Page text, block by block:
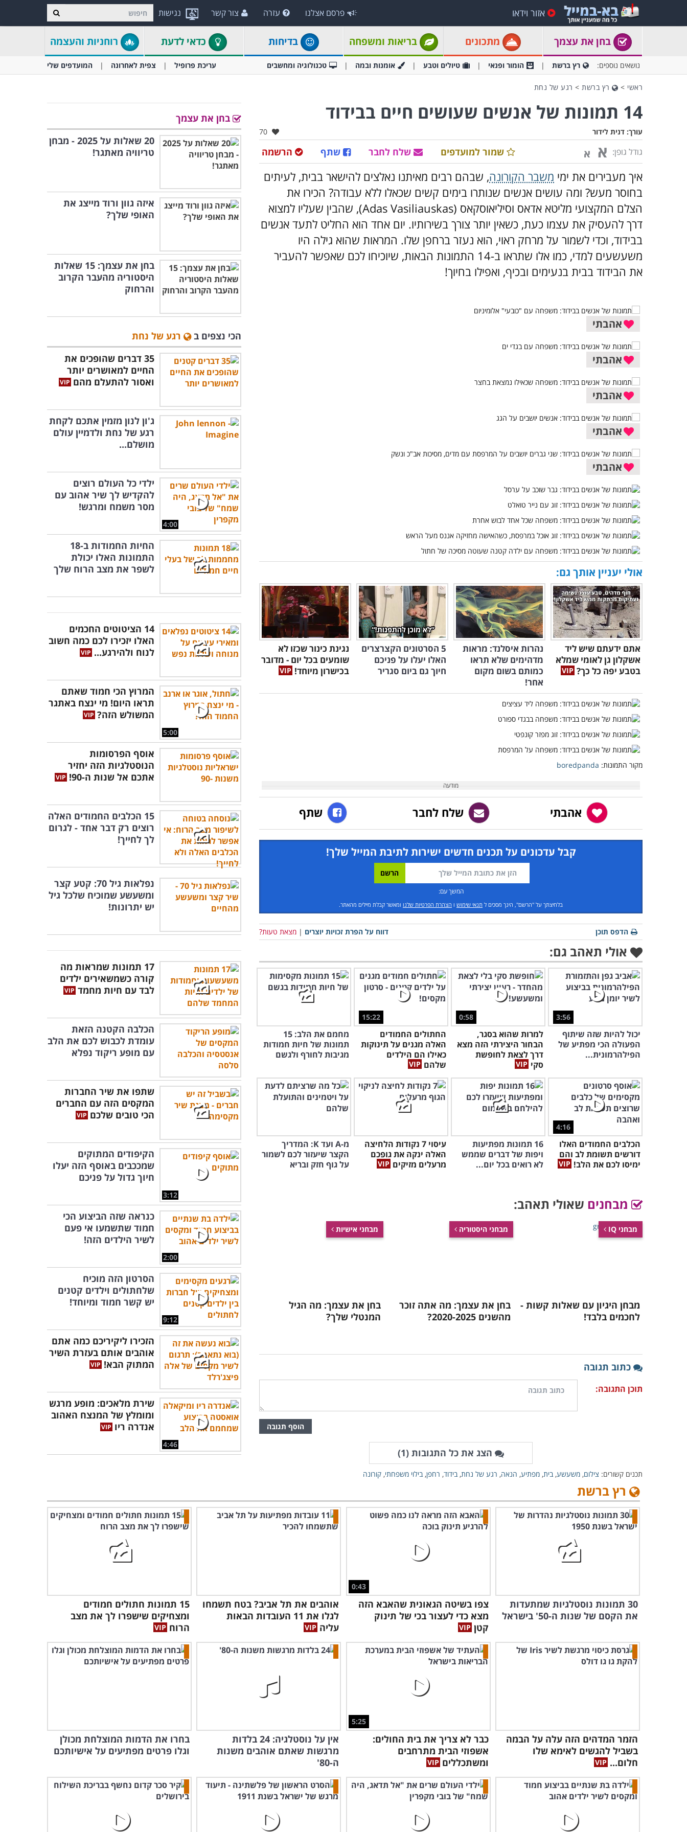
נגישות אזור וידאו פרסם אצלנו עזרה צור קשר
בחן את עצמך מתכונים בריאות ומשפחה בדיחות כדאי לדעת רוחניות והעצמה
נושאים נוספים: רץ ברשת הומור ופנאי טיולים וטבע אומנות ובמה טכנולוגיה ומחשבים עריכת פרופיל צפית לאחרונה המועדפים שלי
ראשי > רץ ברשת > רגע של נחת
14 תמונות של אנשים שעושים חיים בבידוד
עורך: דנית לידור אהבו:
70
גודל גופן: א א הרשמה שתף שלח לחבר שמור למועדפים
איך מעבירים את ימי משבר הקורונה, שבהם רבים מאיתנו נאלצים להישאר בבית, לעיתים
בחוסר מעש? ומה עושים אנשים שנותרו בימים קשים שכאלו ללא עבודה? הכירו את
הצלם המקצועי מליטא אדאס וסיליאוסקאס (Adas Vasiliauskas), שהבין שעליו למצוא
דרך להעסיק את עצמו כעת, כשאין יותר צורך בשירותיו. יום אחד הוא החליט לתעד אנשים
בבידוד, וכדי לשמור על מרחק ראוי, הוא נעזר ברחפן שלו. המראות שהוא גילה היו
משעשעים למדי, כמו אלו שתראו ב-14 התמונות הבאות, שיוכיחו לכם שאפשר להעביר
את הבידוד בבית בנעימים ובכיף, ואפילו בחיוך!
אהבתי
אהבתי
אהבתי
אהבתי
אהבתי
אולי יעניין אותך גם:
אתם ידעתם שיש ליד
אשקלון גן לאומי שמלא
בטבע יפה כל כך?
נהרות איסלנד: מראות
מדהימים שלא תראו
כמותם בשום מקום
אחר!
5 הסרטונים הקצרצרים
האלו יעלו על פניכם
חיוך גם ביום סגריר
נגינת כינור שכזו לא
שומעים בכל יום - מדובר
בכישרון מיוחד!
מקור התמונות: boredpanda
אהבתי שלח לחבר שתף
קבל עדכונים על תכנים חדשים ישירות לתיבת המייל שלך!
המשך עם:
בלחיצתך על "הרשם", הינך מסכים ל תנאי שימוש ו הצהרת הפרטיות שלנו ומאשר קבלת מיילים מהאתר.
דווח על הפרת זכויות יוצרים | מצאת טעות? הדפס תוכן
אולי תאהב גם:
3:56
יכול להיות שזה שיתוף
הפעולה הכי מפתיע של
הפילהרמונית...
0:58
למרות שהוא בסגר,
הבחור היצירתי הזה מצא
דרך לצאת לחופשת
סקי
15:22
החתולים החמודים
האלה מגנים על תינוקות
כאילו הם הילדים
שלהם
מחמם את הלב: 15
תמונות של חיות חמודות
מגיבות לחורף ולגשם
4:16
הכלבים החמודים האלו
דורשים תשומת לב והם
ימיסו לכם את הלב!
16 תמונות מפתיעות
ויפות של דברים שממש
לא רואים בכל יום...
עיסוי 7 נקודות הלחיצה
האלה ינקה את גופכם
מרעלים מזיקים
מ-A ועד K: המדריך
הקצר שיעזור לכם לשמור
על גוף חזק ובריא
מבחנים שאולי תאהב:
מבחני IQ
מבחן היגיון עם שאלות קשות -
לחכמים בלבד!
מבחני היסטוריה
בחן את עצמך: מה אתה זוכר
מהשנים 2020-2025?
מבחני אישיות
בחן את עצמך: מה הגיל
המנטלי שלך?
כתוב תגובה
תוכן התגובה:
הוסף תגובה
הצג את כל התגובות (1
)
תכנים קשורים: צילום, משעשע,בית, מפתיע, הנאה, רגע של נחת,בידוד, רחפן,בילוי משפחתי, קורונה
בחן את עצמך
20 שאלות על 2025 - מבחן
טריוויה מאתגר!
איזה גוון ורוד מייצג את
האופי שלך?
בחן את עצמך: 15 שאלות
היסטוריה מהעבר הקרוב
והרחוק
הכי נצפים ב
רגע של נחת
35 דברים שהופכים את
החיים למאושרים יותר
ואסור להתעלם מהם
ג'ון לנון מזמין אתכם לקחת
רגע של נחת ולדמיין עולם
מושלם...
4:00
ילדי כל העולם רוצים
להקדיש לך שיר אהוב עם
מסר משמח ומרגש!
החיות החמודות ב-18
התמונות האלו יכולת
לשפר את מצב הרוח שלך
14 הציטוטים החכמים
האלו יזכירו לכם כמה חשוב
לנוח ולהירגע...
5:00
המרוץ הכי חמוד שאתם
תראו היום! מי ינצח באתגר
המשולש הזה?
אוסף הפרסומות
הנוסטלגיות הזה יחזיר
אתכם אל שנות ה-90!
15 הכלבים החמודים האלה
רוצים רק דבר אחד - לגרום
לך לחייך!
נפלאות גיל 70: קטע קצר
ומשעשע שמוכיח שלכל גיל
יש יתרונות!
17 תמונות שמראות מה
קורה כשמשאירים ילדים
לבד עם חיות מחמד
הכלבה הקטנה הזאת
עומדת לכבוש לכם את הלב
עם מופע ריקוד נפלא
שתפו את שיר החברות
המקסים הזה עם החברים
הכי טובים שלכם
3:12
הקיפודים המתוקים
שמככבים באוסף הזה יעלו
חיוך גדול על פניכם
2:00
כנראה שזה הביצוע הכי
חמוד שתשמעו אי פעם
לשיר הילדים הזה!
9:12
הסרטון הזה מוכיח
שלחתולים וילדים קטנים
יש קשר חמוד ומיוחד!
הזכירו ליקיריכם כמה אתם
אוהבים אותם בעזרת השיר
המתוק הבא!
4:46
שירת מלאכים: מופע מרגש
ומומלץ של המנצח האהוב
אנדרה ריו
רץ ברשת
30 תמונות נוסטלגיות שמתעדות
את הקסם של שנות ה-50' בישראל
0:43
צפו בשיטה הגאונית שהאבא הזה
מצא כדי לעצור בכי של תינוק
קטן
אוהבים את תל אביב? בטח תשמחו
לגלו את 11 העובדות הבאות
עליה
15 תמונות חתולים חמודים
ומצחיקים שישפרו לך את מצב
הרוח
הזמר המדהים הזה עלה על הבמה
בשביל להגשים לאימא שלו
חלום...
5:25
כבר לא צריך את בית החולים:
אשפוזי הבית מתרחבים
ומשתכללים
אין על נוסטלגיה: 24 בלדות
מרגשות שאתם אוהבים משנות
ה-80'
בחרו את הדמות המוצלחת מכולן
וגלו פרטים מפתיעים על אישיותכם